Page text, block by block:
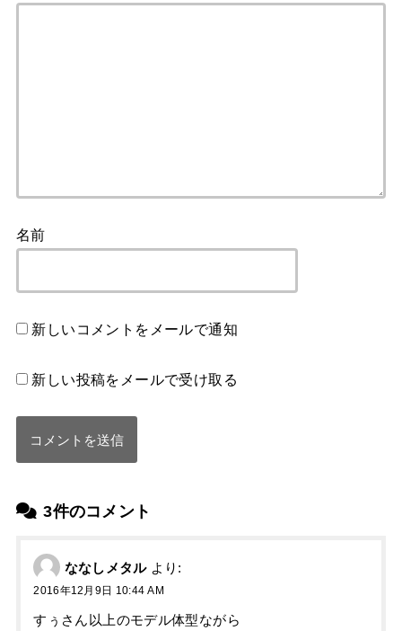
3件のコメント
ななしメタル より:
2016年12月9日 10:44 AM
すぅさん以上のモデル体型ながら
名前
新しいコメントをメールで通知
新しい投稿をメールで受け取る